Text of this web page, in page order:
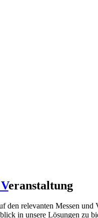
eranstaltung
den relevanten Messen und
in unsere Lösungen zu